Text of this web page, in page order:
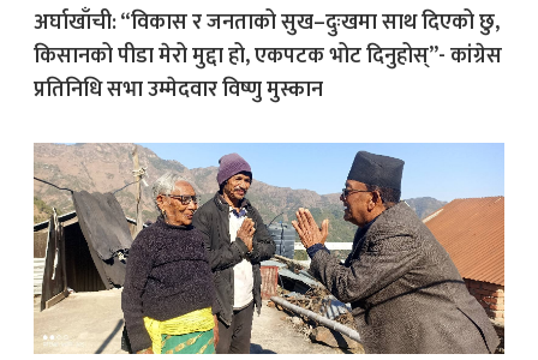
News
अर्घाखाँची: “विकास र जनताको सुख–दुःखमा साथ दिएको छु,
किसानको पीडा मेरो मुद्दा हो, एकपटक भोट दिनुहोस्”- कांग्रेस
प्रतिनिधि सभा उम्मेदवार विष्णु मुस्कान